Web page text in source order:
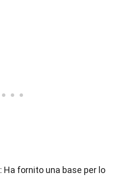
: Ha fornito una base per lo